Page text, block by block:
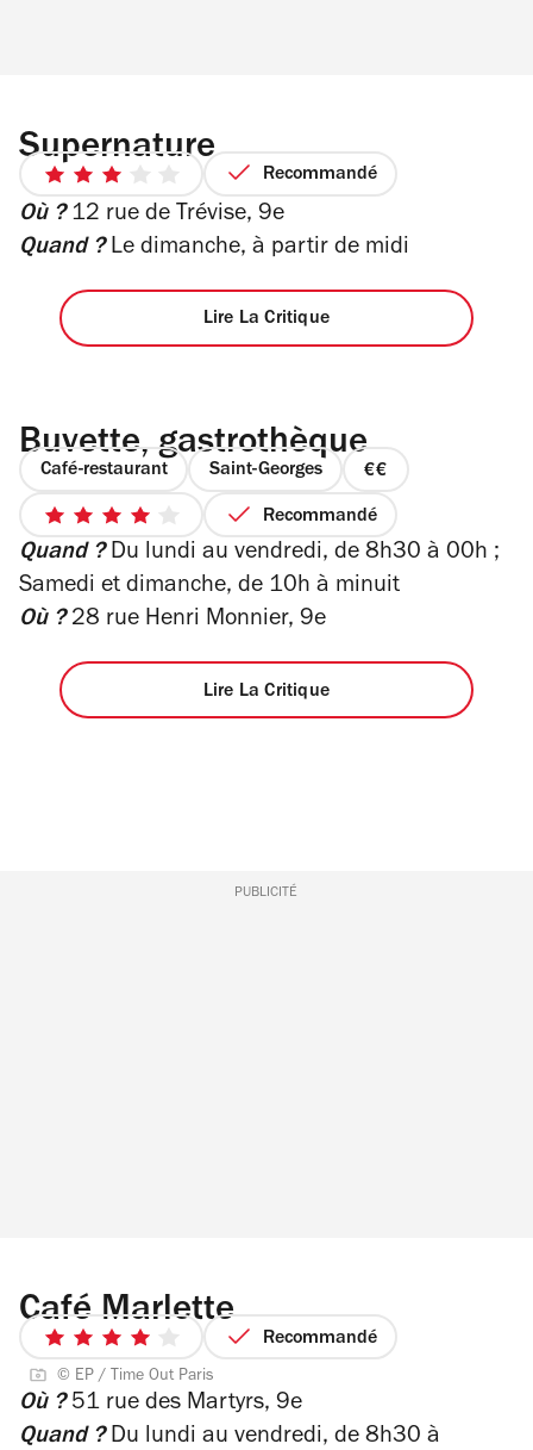
Supernature
3
sur
Recommandé
Où ?12 rue de Trévise, 9e
Quand ?Le dimanche, à partir de midi
Lire La Critique
Buvette, gastrothèque
Café-restaurant Saint-Georges
prix
2
sur
4
sur
5
étoiles
Recommandé
Quand ?Du lundi au vendredi, de 8h30 à 00h ;
Samedi et dimanche, de 10h à minuit
Où ?28 rue Henri Monnier, 9e
Lire La Critique
PUBLICITÉ
Café Marlette
4
sur
5
étoiles
Recommandé
© EP / Time Out Paris
Où ?51 rue des Martyrs, 9e
Quand ?Du lundi au vendredi, de 8h30 à